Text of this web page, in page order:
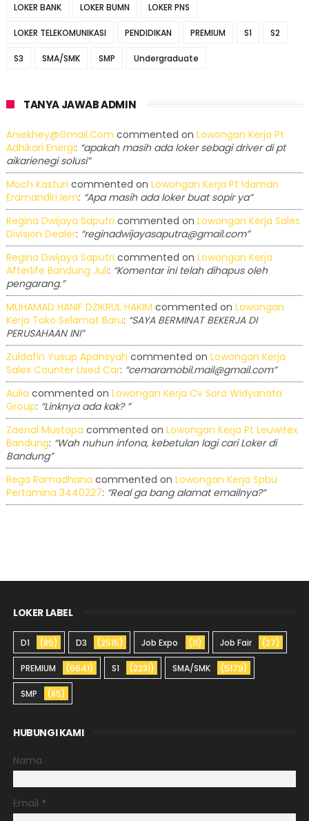
LOKER BANK LOKER BUMN LOKER PNS
LOKER TELEKOMUNIKASI PENDIDIKAN PREMIUM S1 S2
S3 SMA/SMK SMP Undergraduate
TANYA JAWAB ADMIN
Aniekhey@gmail.com commented on Lowongan Kerja Pt
Adhikari Energi: “apakah masih ada loker sebagi driver di pt
aikarienegi solusi”
Moch Kasturi commented on Lowongan Kerja Pt Idaman
Eramandiri Iem: “Apa masih ada loker buat sopir ya”
Regina Dwijaya Saputri commented on Lowongan Kerja Sales
Division Dealer: “reginadwijayasaputra@gmail.com”
Regina Dwijaya Saputri commented on Lowongan Kerja
Afterlife Bandung Juli: “Komentar ini telah dihapus oleh
pengarang.”
MUHAMAD HANIF DZIKRUL HAKIM commented on Lowongan
Kerja Toko Selamat Baru: “SAYA BERMINAT BEKERJA DI
PERUSAHAAN INI”
Zuldafin Yusup Apansyah commented on Lowongan Kerja
Sales Counter Used Car: “cemaramobil.mail@gmail.com”
Aulia commented on Lowongan Kerja Cv Sora Widyanata
Group: “Linknya ada kak? ”
Zaenal Mustopa commented on Lowongan Kerja Pt Leuwitex
Bandung: “Wah nuhun infona, kebetulan lagi cari Loker di
Bandung”
Rega Ramadhana commented on Lowongan Kerja Spbu
Pertamina 3440227: “Real ga bang alamat emailnya?”
LOKER LABEL
D1 (85) D3 (2515) Job Expo (11) Job Fair (27)
PREMIUM (6641) S1 (2231) SMA/SMK (5179)
SMP (85)
HUBUNGI KAMI
Nama
Email *